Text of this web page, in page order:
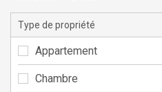
Type de propriété
Appartement
Chambre